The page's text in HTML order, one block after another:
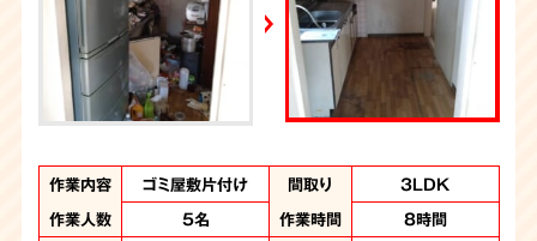
2026年7月4日放送
YouTube｜好井まさおの怪談を浴びる会
2026年6月28日放送
Yahoo!ニュース
作業内容 ゴミ屋敷片付け 間取り
3LDK
作業人数
5名 作業時間
8時間
作業内容 ゴミ屋敷片付け 間取り
3LDK
作業人数
6名 作業時間
8時間
作業内容 ゴミ屋敷片付け 間取り
2DK
作業人数
5名 作業日数
１日
作業内容 ゴミ屋敷片付け 間取り
3LDK
作業人数
4名 作業日数
1日
作業内容 ゴミ屋敷片付け 間取り
1DK
作業人数
5名 作業日数
1日
作業内容 ゴミ屋敷片付け 間取り
1K
作業人数
3名 作業日数
3時間
作業内容 ゴミ屋敷片付け 間取り
1DK
作業人数
3名 作業時間
4時間
作業内容 ゴミ屋敷片付け 間取り
3LDK
作業人数
７名 作業時間
8時間
作業内容 ゴミ屋敷片付け 間取り
2DK
作業人数
4名 作業日数
6時間
作業内容 汚部屋片付け 間取り
1K
作業人数
6名 作業日数
1日